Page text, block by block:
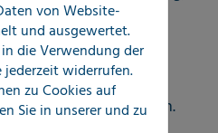
Erbringung ihrer
ermöglicht und
die langfristige
von
sicherzustellen.
von Website-
und ausgewertet.
die Verwendung der
jederzeit widerrufen.
zu Cookies auf
Sie in unsererund zu